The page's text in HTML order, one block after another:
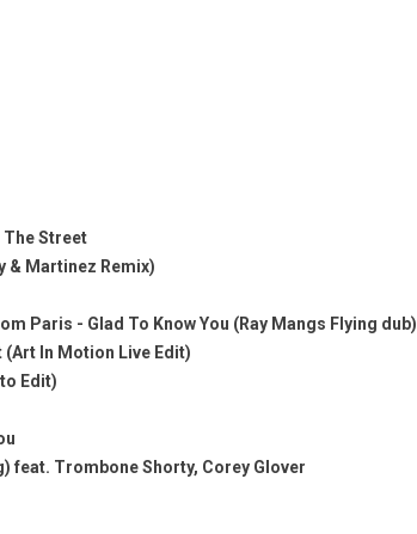
The Street
& Martinez Remix)
Paris - Glad To Know You (Ray Mangs Flying dub)
(Art In Motion Live Edit)
Edit)
feat. Trombone Shorty, Corey Glover